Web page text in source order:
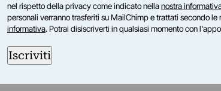
nel rispetto della privacy come indicato nellanostra
personali verranno trasferiti su MailChimp e trattati secondo le
informativa. Potrai disiscriverti in qualsiasi momento con
Iscriviti